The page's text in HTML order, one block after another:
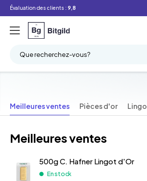
Évaluation des clients : 9,8
Que recherchez-vous?
Meilleures ventes Pièces d'or
Meilleures ventes
500g C. Hafner Lingot d'Or
En stock